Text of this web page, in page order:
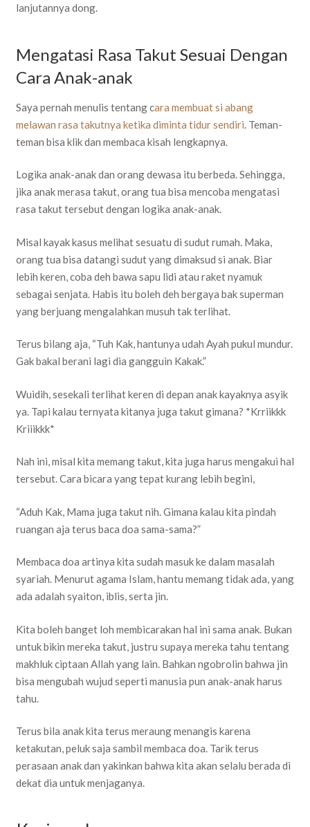
lanjutannya dong.
Mengatasi Rasa Takut Sesuai Dengan
Cara Anak-anak
Saya pernah menulis tentang cara membuat si abang
melawan rasa takutnya ketika diminta tidur sendiri . Teman-
teman bisa klik dan membaca kisah lengkapnya.
Logika anak-anak dan orang dewasa itu berbeda. Sehingga,
jika anak merasa takut, orang tua bisa mencoba mengatasi
rasa takut tersebut dengan logika anak-anak.
Misal kayak kasus melihat sesuatu di sudut rumah. Maka,
orang tua bisa datangi sudut yang dimaksud si anak. Biar
lebih keren, coba deh bawa sapu lidi atau raket nyamuk
sebagai senjata. Habis itu boleh deh bergaya bak superman
yang berjuang mengalahkan musuh tak terlihat.
Terus bilang aja, “Tuh Kak, hantunya udah Ayah pukul mundur.
Gak bakal berani lagi dia gangguin Kakak.”
Wuidih, sesekali terlihat keren di depan anak kayaknya asyik
ya. Tapi kalau ternyata kitanya juga takut gimana? *Krriikkk
Kriiikkk*
Nah ini, misal kita memang takut, kita juga harus mengakui hal
tersebut. Cara bicara yang tepat kurang lebih begini,
“Aduh Kak, Mama juga takut nih. Gimana kalau kita pindah
ruangan aja terus baca doa sama-sama?”
Membaca doa artinya kita sudah masuk ke dalam masalah
syariah. Menurut agama Islam, hantu memang tidak ada, yang
ada adalah syaiton, iblis, serta jin.
Kita boleh banget loh membicarakan hal ini sama anak. Bukan
untuk bikin mereka takut, justru supaya mereka tahu tentang
makhluk ciptaan Allah yang lain. Bahkan ngobrolin bahwa jin
bisa mengubah wujud seperti manusia pun anak-anak harus
tahu.
Terus bila anak kita terus meraung menangis karena
ketakutan, peluk saja sambil membaca doa. Tarik terus
perasaan anak dan yakinkan bahwa kita akan selalu berada di
dekat dia untuk menjaganya.